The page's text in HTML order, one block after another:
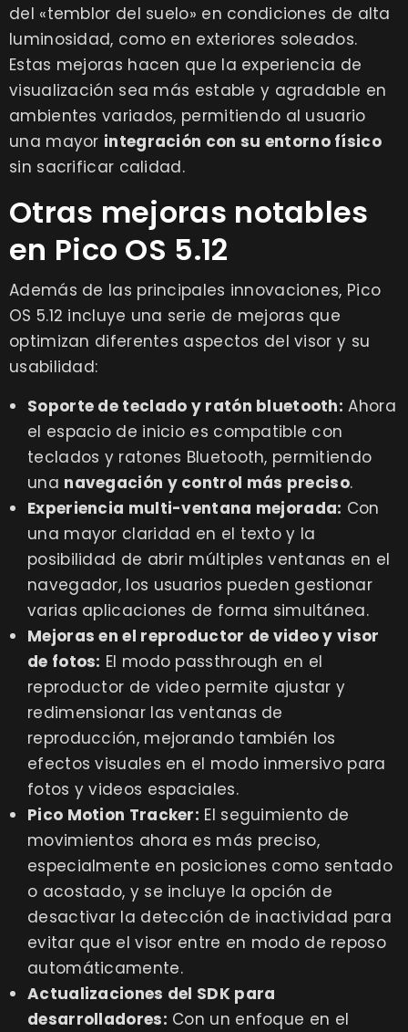
del «temblor del suelo» en condiciones de alta
luminosidad, como en exteriores soleados.
Estas mejoras hacen que la experiencia de
visualización sea más estable y agradable en
ambientes variados, permitiendo al usuario
una mayor integración con su entorno físico
sin sacrificar calidad.
Otras mejoras notables
en Pico OS 5.12
Además de las principales innovaciones, Pico
OS 5.12 incluye una serie de mejoras que
optimizan diferentes aspectos del visor y su
usabilidad:
Soporte de teclado y ratón bluetooth: Ahora
el espacio de inicio es compatible con
teclados y ratones Bluetooth, permitiendo
una navegación y control más preciso.
Experiencia multi-ventana mejorada: Con
una mayor claridad en el texto y la
posibilidad de abrir múltiples ventanas en el
navegador, los usuarios pueden gestionar
varias aplicaciones de forma simultánea.
Mejoras en el reproductor de video y visor
de fotos: El modo passthrough en el
reproductor de video permite ajustar y
redimensionar las ventanas de
reproducción, mejorando también los
efectos visuales en el modo inmersivo para
fotos y videos espaciales.
Pico Motion Tracker: El seguimiento de
movimientos ahora es más preciso,
especialmente en posiciones como sentado
o acostado, y se incluye la opción de
desactivar la detección de inactividad para
evitar que el visor entre en modo de reposo
automáticamente.
Actualizaciones del SDK para
desarrolladores: Con un enfoque en el